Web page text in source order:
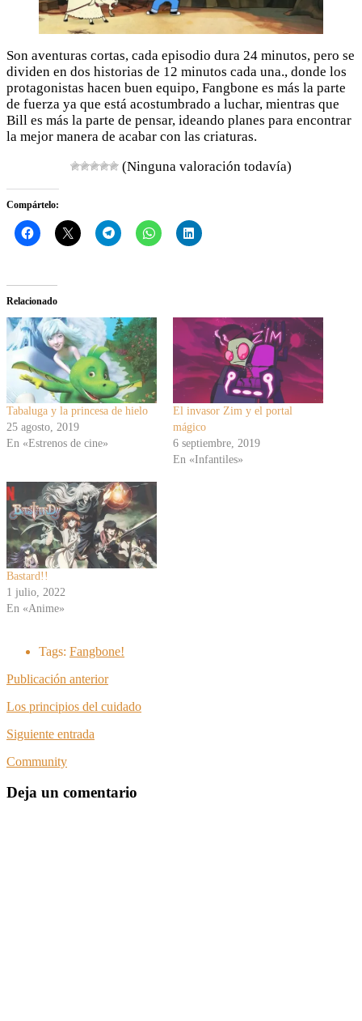
Son aventuras cortas, cada episodio dura 24 minutos, pero se
dividen en dos historias de 12 minutos cada una., donde los
protagonistas hacen buen equipo, Fangbone es más la parte
de fuerza ya que está acostumbrado a luchar, mientras que
Bill es más la parte de pensar, ideando planes para encontrar
la mejor manera de acabar con las criaturas.
(Ninguna valoración todavía)
Compártelo:
Relacionado
Tabaluga y la princesa de hielo
25 agosto, 2019
En «Estrenos de cine»
El invasor Zim y el portal
mágico
6 septiembre, 2019
En «Infantiles»
Bastard!!
1 julio, 2022
En «Anime»
Tags: Fangbone!
Publicación anterior
Los principios del cuidado
Siguiente entrada
Community
Deja un comentario